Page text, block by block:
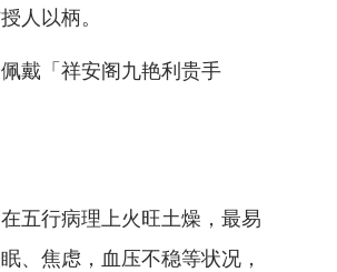
人以柄。
戴「祥安阁九艳利贵手
五行病理上火旺土燥，最易
、焦虑，血压不稳等状况，